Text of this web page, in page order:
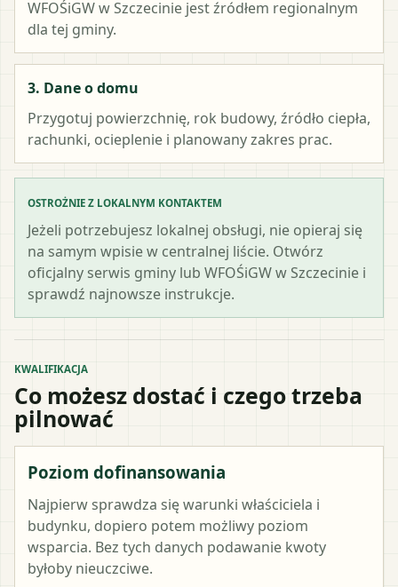
WFOŚiGW w Szczecinie jest źródłem regionalnym
dla tej gminy.
3. Dane o domu
Przygotuj powierzchnię, rok budowy, źródło ciepła,
rachunki, ocieplenie i planowany zakres prac.
OSTROŻNIE Z LOKALNYM KONTAKTEM
Jeżeli potrzebujesz lokalnej obsługi, nie opieraj się
na samym wpisie w centralnej liście. Otwórz
oficjalny serwis gminy lub WFOŚiGW w Szczecinie i
sprawdź najnowsze instrukcje.
KWALIFIKACJA
Co możesz dostać i czego trzeba
pilnować
Poziom dofinansowania
Najpierw sprawdza się warunki właściciela i
budynku, dopiero potem możliwy poziom
wsparcia. Bez tych danych podawanie kwoty
byłoby nieuczciwe.